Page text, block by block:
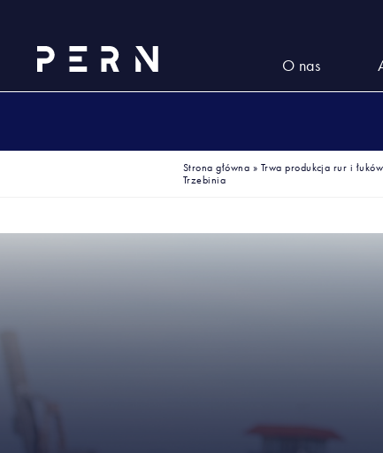
O nas
Strona główna » Trwa produkcja rur i
Trzebinia